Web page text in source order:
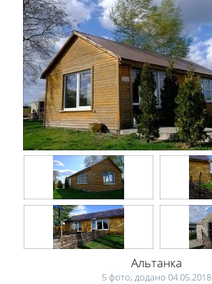
Альтанка
5 фото, додано 04.05.2018